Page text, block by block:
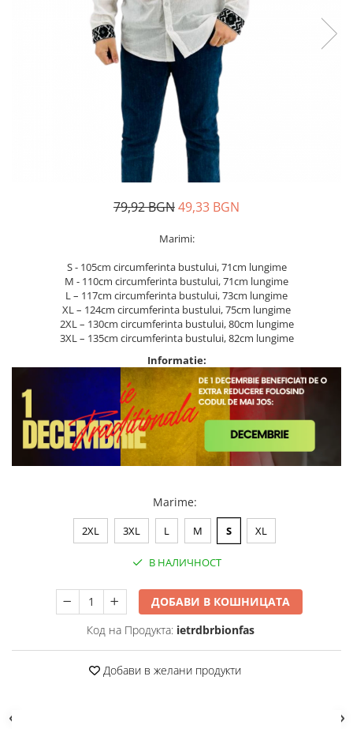
Дамски панталони
Дамски пуловери
Дамски спортни комплекти
Пояси за момчета
79,92 BGN49,33 BGN
Marimi:
S - 105cm circumferinta bustului, 71cm lungime
M - 110cm circumferinta bustului, 71cm lungime
L – 117cm circumferinta bustului, 73cm lungime
XL – 124cm circumferinta bustului, 75cm lungime
2XL – 130cm circumferinta bustului, 80cm lungime
3XL – 135cm circumferinta bustului, 82cm lungime
Informatie:
Marime:
2XL 3XL L M S XL
В НАЛИЧНОСТ
ДОБАВИ В КОШНИЦАТА
Код на Продукта: ietrdbrbionfas
Добави в желани продукти